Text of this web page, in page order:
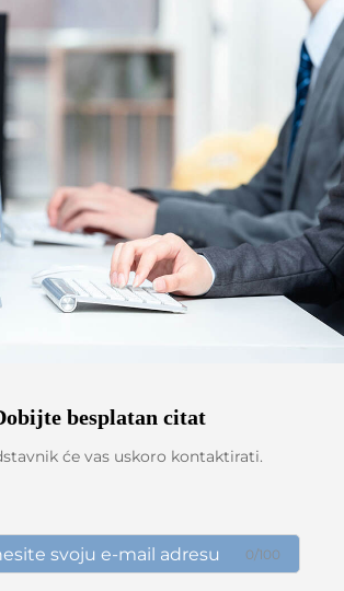
besplatan citat
će vas uskoro kontaktirati.
0/100